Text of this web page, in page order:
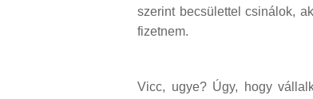
szerint becsülettel csinálok,
fizetnem.
Vicc, ugye? Úgy, hogy